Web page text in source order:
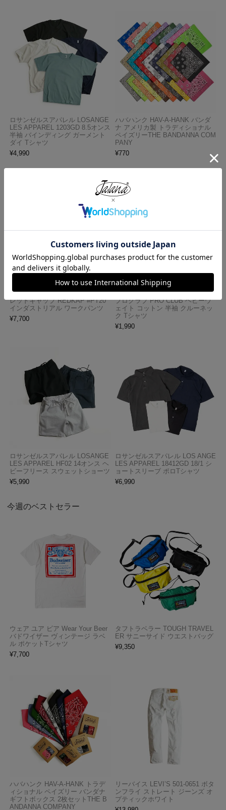
ロサンゼルスアパレル LOSANGE
LES APPAREL 1203GD 8.5オンス
半袖 バインディング ガーメント
ダイ Tシャツ
¥4,990
ハバハンク HAV-A-HANK バンダ
ナ アメリカ製 トラディショナル
ペイズリーTHE BANDANNA COM
PANY
¥770
レッドキャップ REDKAP #PT20
インダストリアル ワークパンツ
¥7,700
プロクラブ PRO CLUB ヘビーウ
ェイト コットン 半袖 クルーネッ
ク Tシャツ
¥1,990
ロサンゼルスアパレル LOSANGE
LES APPAREL HF02 14オンス ヘ
ビーフリース スウェットショーツ
¥5,990
ロサンゼルスアパレル LOS ANGE
LES APPAREL 18412GD 18/1 シ
ョートスリーブ ポロTシャツ
¥6,990
今週のベストセラー
ウェア ユア ビア Wear Your Beer
バドワイザー ヴィンテージ ラベ
ル ポケットTシャツ
¥7,700
タフトラベラー TOUGH TRAVEL
ER サニーサイド ウエストバッグ
¥9,350
ハバハンク HAV-A-HANK トラデ
ィショナル ペイズリー バンダナ
ギフトボックス 2枚セットTHE B
ANDANNA COMPANY
リーバイス LEVI’S 501-0651 ボタ
ンフライ ストレート ジーンズ オ
プティックホワイト